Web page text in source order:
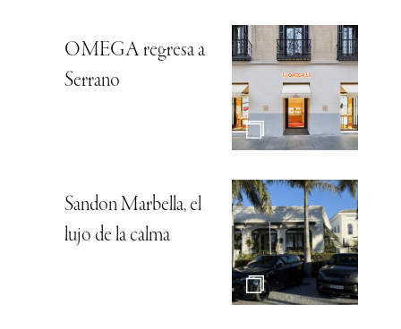
OMEGA regresa a
Serrano
Sandon Marbella, el
lujo de la calma